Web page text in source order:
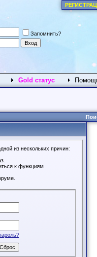
Запомнить?
Gold статус
из нескольких причин:
к функциям